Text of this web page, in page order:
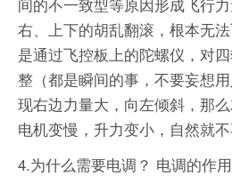
右、上下的胡乱翻滚，根本无
是通过飞控板上的陀螺仪，对
整（都是瞬间的事，不要妄想
现右边力量大，向左倾斜，那
电机变慢，升力变小，自然就不
4.为什么需要电调？ 电调的作